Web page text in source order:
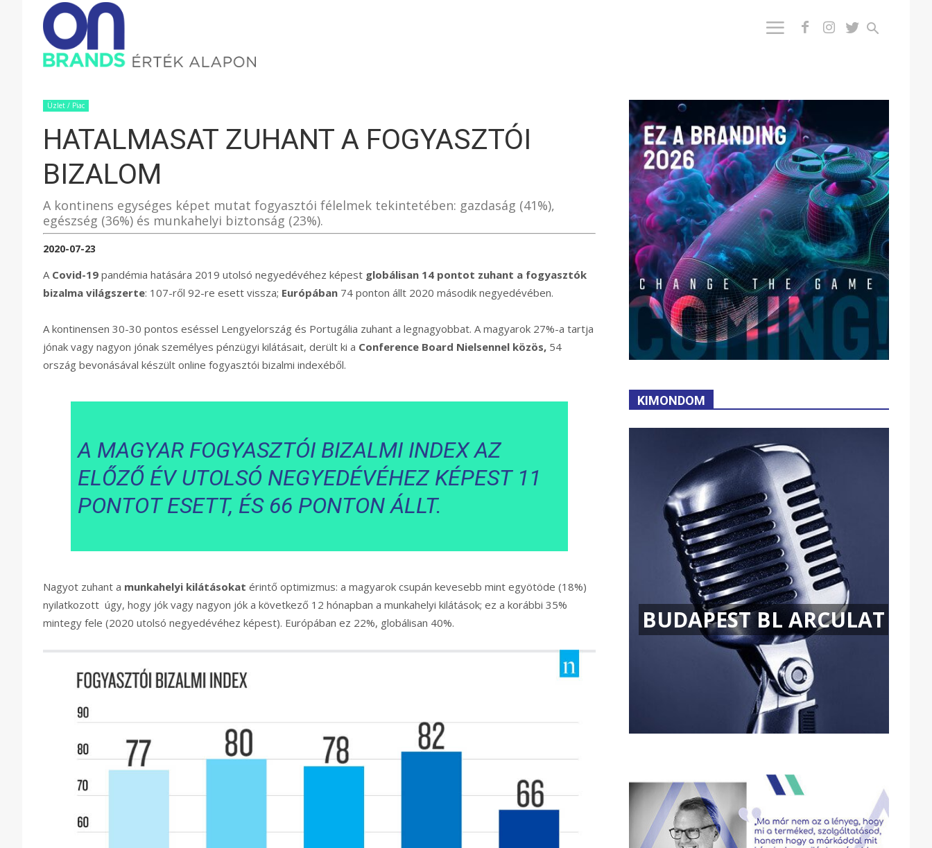
ÉRTÉK
Üzlet / Piac
HATALMASAT ZUHANT A FOGYASZTÓI
BIZALOM
A kontinens egységes képet mutat fogyasztói félelmek tekintetében: gazdaság (41%),
egészség (36%) és munkahelyi biztonság (23%).
2020-07-23
A Covid-19 pandémia hatására 2019 utolsó negyedévéhez képest globálisan 14 pontot zuhant a fogyasztók
bizalma világszerte: 107-ről 92-re esett vissza; Európában 74 ponton állt 2020 második negyedévében.
A kontinensen 30-30 pontos eséssel Lengyelország és Portugália zuhant a legnagyobbat. A magyarok 27%-a tartja
jónak vagy nagyon jónak személyes pénzügyi kilátásait, derült ki a Conference Board Nielsennel közös, 54
ország bevonásával készült online fogyasztói bizalmi indexéből.
A MAGYAR FOGYASZTÓI BIZALMI INDEX AZ
ELŐZŐ ÉV UTOLSÓ NEGYEDÉVÉHEZ KÉPEST 11
PONTOT ESETT, ÉS 66 PONTON ÁLLT.
Nagyot zuhant a munkahelyi kilátásokat érintő optimizmus: a magyarok csupán kevesebb mint egyötöde (18%)
nyilatkozott úgy, hogy jók vagy nagyon jók a következő 12 hónapban a munkahelyi kilátások; ez a korábbi 35%
mintegy fele (2020 utolsó negyedévéhez képest). Európában ez 22%, globálisan 40%.
KIMONDOM
BUDAPEST BL ARCULAT